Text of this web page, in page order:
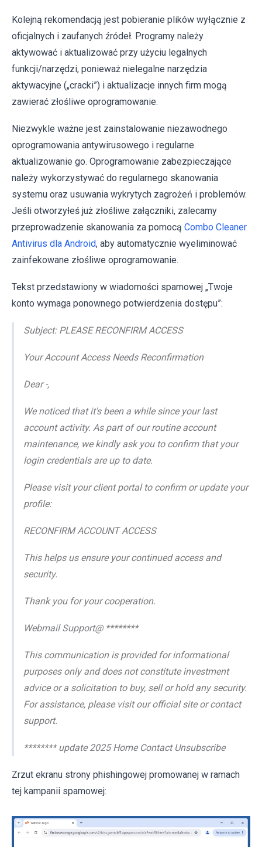
Kolejną rekomendacją jest pobieranie plików wyłącznie z
oficjalnych i zaufanych źródeł. Programy należy
aktywować i aktualizować przy użyciu legalnych
funkcji/narzędzi, ponieważ nielegalne narzędzia
aktywacyjne („cracki”) i aktualizacje innych firm mogą
zawierać złośliwe oprogramowanie.
Niezwykle ważne jest zainstalowanie niezawodnego
oprogramowania antywirusowego i regularne
aktualizowanie go. Oprogramowanie zabezpieczające
należy wykorzystywać do regularnego skanowania
systemu oraz usuwania wykrytych zagrożeń i problemów.
Jeśli otworzyłeś już złośliwe załączniki, zalecamy
przeprowadzenie skanowania za pomocą Combo Cleaner
Antivirus dla Android, aby automatycznie wyeliminować
zainfekowane złośliwe oprogramowanie.
Tekst przedstawiony w wiadomości spamowej „Twoje
konto wymaga ponownego potwierdzenia dostępu”:
Subject: PLEASE RECONFIRM ACCESS
Your Account Access Needs Reconfirmation
Dear -,
We noticed that it's been a while since your last
account activity. As part of our routine account
maintenance, we kindly ask you to confirm that your
login credentials are up to date.
Please visit your client portal to confirm or update your
profile:
RECONFIRM ACCOUNT ACCESS
This helps us ensure your continued access and
security.
Thank you for your cooperation.
Webmail Support@ ********
This communication is provided for informational
purposes only and does not constitute investment
advice or a solicitation to buy, sell or hold any security.
For assistance, please visit our official site or contact
support.
******** update 2025 Home Contact Unsubscribe
Zrzut ekranu strony phishingowej promowanej w ramach
tej kampanii spamowej: